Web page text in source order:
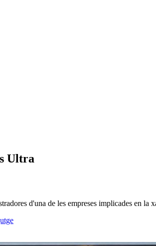
Ultra
d'una de les empreses implicades en la